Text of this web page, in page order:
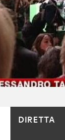
DIRETTA